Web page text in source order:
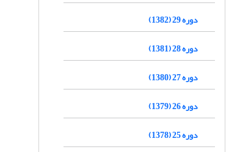
دوره 29 (1382)
دوره 28 (1381)
دوره 27 (1380)
دوره 26 (1379)
دوره 25 (1378)